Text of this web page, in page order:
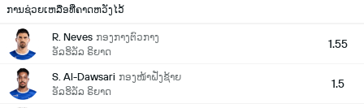
ການຊ່ວຍເຫລືອທີ່ຄາດຫວັງໄວ້
R. Neves ກອງກາງຕົວກາງ
ອັລຮິລັລ ຣິຍາດ
1.55
S. Al-Dawsari ກອງໜ້າຝັ່ງຊ້າຍ
ອັລຮິລັລ ຣິຍາດ
1.5